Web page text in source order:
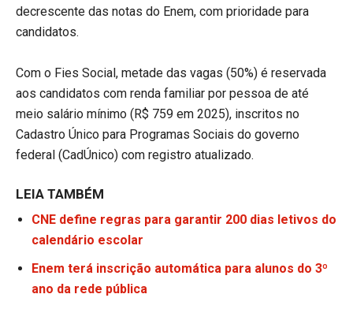
decrescente das notas do Enem, com prioridade para
candidatos.
Com o Fies Social, metade das vagas (50%) é reservada
aos candidatos com renda familiar por pessoa de até
meio salário mínimo (R$ 759 em 2025), inscritos no
Cadastro Único para Programas Sociais do governo
federal (CadÚnico) com registro atualizado.
LEIA TAMBÉM
CNE define regras para garantir 200 dias letivos do
calendário escolar
Enem terá inscrição automática para alunos do 3º
ano da rede pública